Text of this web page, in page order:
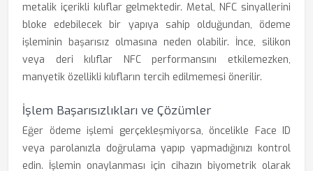
metalik içerikli kılıflar gelmektedir. Metal, NFC sinyallerini
bloke edebilecek bir yapıya sahip olduğundan, ödeme
işleminin başarısız olmasına neden olabilir. İnce, silikon
veya deri kılıflar NFC performansını etkilemezken,
manyetik özellikli kılıfların tercih edilmemesi önerilir.
İşlem Başarısızlıkları ve Çözümler
Eğer ödeme işlemi gerçekleşmiyorsa, öncelikle Face ID
veya parolanızla doğrulama yapıp yapmadığınızı kontrol
edin. İşlemin onaylanması için cihazın biyometrik olarak